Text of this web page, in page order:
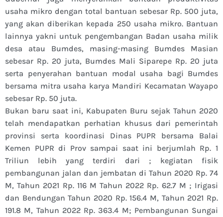
usaha mikro dengan total bantuan sebesar Rp. 500 juta,
yang akan diberikan kepada 250 usaha mikro. Bantuan
lainnya yakni untuk pengembangan Badan usaha milik
desa atau Bumdes, masing-masing Bumdes Masian
sebesar Rp. 20 juta, Bumdes Mali Siparepe Rp. 20 juta
serta penyerahan bantuan modal usaha bagi Bumdes
bersama mitra usaha karya Mandiri Kecamatan Wayapo
sebesar Rp. 50 juta.
Bukan baru saat ini, Kabupaten Buru sejak Tahun 2020
telah mendapatkan perhatian khusus dari pemerintah
provinsi serta koordinasi Dinas PUPR bersama Balai
Kemen PUPR di Prov sampai saat ini berjumlah Rp. 1
Triliun lebih yang terdiri dari ; kegiatan fisik
pembangunan jalan dan jembatan di Tahun 2020 Rp. 74
M, Tahun 2021 Rp. 116 M Tahun 2022 Rp. 62.7 M ; Irigasi
dan Bendungan Tahun 2020 Rp. 156.4 M, Tahun 2021 Rp.
191.8 M, Tahun 2022 Rp. 363.4 M; Pembangunan Sungai